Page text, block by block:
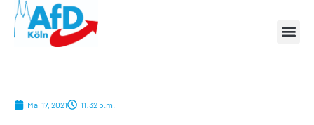
Mai 17, 2021 11:32 p.m.